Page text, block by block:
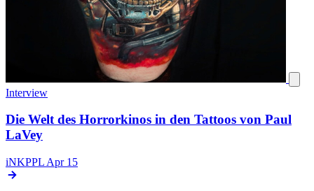
Interview
Die Welt des Horrorkinos in den Tattoos von Paul
LaVey
iNKPPL Apr 15